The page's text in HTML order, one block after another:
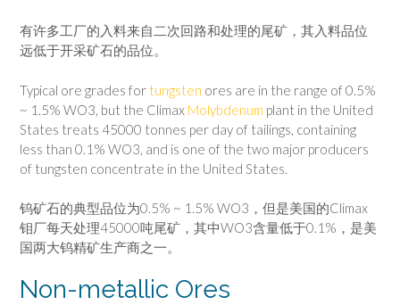
有许多工厂的入料来自二次回路和处理的尾矿，其入料品位
远低于开采矿石的品位。
Typical ore grades for tungsten ores are in the range of 0.5%
~ 1.5% WO3, but the Climax Molybdenum plant in the United
States treats 45000 tonnes per day of tailings, containing
less than 0.1% WO3, and is one of the two major producers
of tungsten concentrate in the United States.
钨矿石的典型品位为0.5% ~ 1.5% WO3，但是美国的Climax
钼厂每天处理45000吨尾矿，其中WO3含量低于0.1%，是美
国两大钨精矿生产商之一。
Non-metallic Ores